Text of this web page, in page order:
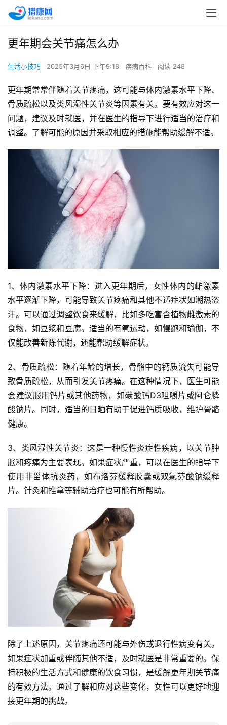
更年期会关节痛怎么办
生活小技巧 2025年3月6日 下午9:18 疾病百科 阅读 248
更年期常常伴随着关节疼痛，这可能与体内激素水平下降、
骨质疏松以及类风湿性关节炎等因素有关。要有效应对这一
问题，建议及时就医，并在医生的指导下进行适当的治疗和
调整。了解可能的原因并采取相应的措施能帮助缓解不适。
1、体内激素水平下降：进入更年期后，女性体内的雌激素
水平逐渐下降，可能导致关节疼痛和其他不适症状如潮热盗
汗。可以通过调整饮食来缓解，比如多吃富含植物雌激素的
食物，如豆浆和豆腐。适当的有氧运动，如慢跑和瑜伽，不
仅能改善新陈代谢，还能帮助缓解症状。
2、骨质疏松：随着年龄的增长，骨骼中的钙质流失可能导
致骨质疏松，从而引发关节疼痛。在这种情况下，医生可能
会建议服用钙片或其他药物，如碳酸钙D3咀嚼片或阿仑膦
酸钠片。同时，适当的日晒有助于促进钙质吸收，维护骨骼
健康。
3、类风湿性关节炎：这是一种慢性炎症性疾病，以关节肿
胀和疼痛为主要表现。如果症状严重，可以在医生的指导下
使用非甾体抗炎药，如布洛芬缓释胶囊或双氯芬酸钠缓释
片。针灸和推拿等辅助治疗也可能有所帮助。
除了上述原因，关节疼痛还可能与外伤或退行性病变有关。
如果症状加重或伴随其他不适，及时就医是非常重要的。保
持积极的生活方式和健康的饮食习惯，是缓解更年期关节痛
的有效方法。通过了解和应对这些变化，女性可以更好地迎
接更年期的挑战。